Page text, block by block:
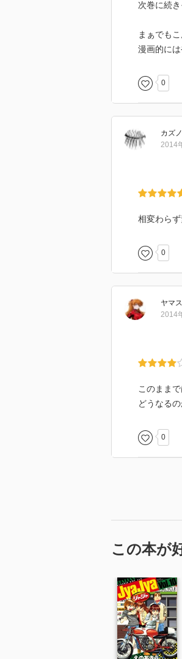
次巻に続
まぁでも
漫画的に
0
カズ
2014
相変わらず
0
ヤマ
2014
このまま
どうなるの
0
この本が